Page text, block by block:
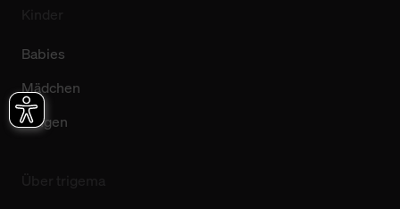
Babies
Mädchen
Jungen